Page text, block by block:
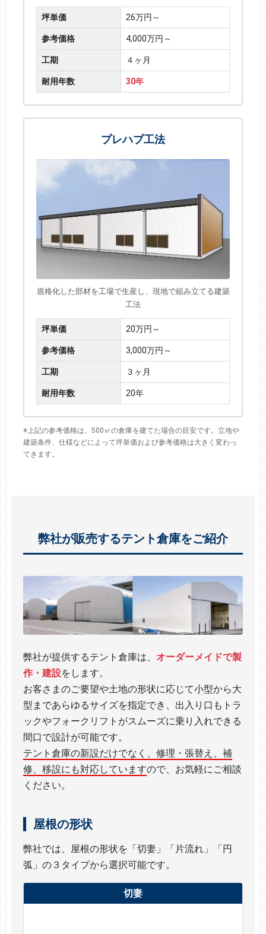
坪単価 26万円～
参考価格 4,000万円～
工期 ４ヶ月
耐用年数 30年
プレハブ工法
規格化した部材を工場で生産し、現地で組み立てる建築
工法
坪単価 20万円～
参考価格 3,000万円～
工期 ３ヶ月
耐用年数 20年
※上記の参考価格は、500㎡の倉庫を建てた場合の目安です。立地や
建築条件、仕様などによって坪単価および参考価格は大きく変わっ
てきます。
弊社が販売するテント倉庫をご紹介
弊社が提供するテント倉庫は、 オーダーメイドで製
作・建設をします。
お客さまのご要望や土地の形状に応じて小型から大
型まであらゆるサイズを指定でき、出入り口もトラ
ックやフォークリフトがスムーズに乗り入れできる
間口で設計が可能です。
テント倉庫の新設だけでなく、修理・張替え、補
修、移設にも対応していますので、お気軽にご相談
ください。
屋根の形状
弊社では、屋根の形状を「切妻」「片流れ」「円
弧」の３タイプから選択可能です。
切妻